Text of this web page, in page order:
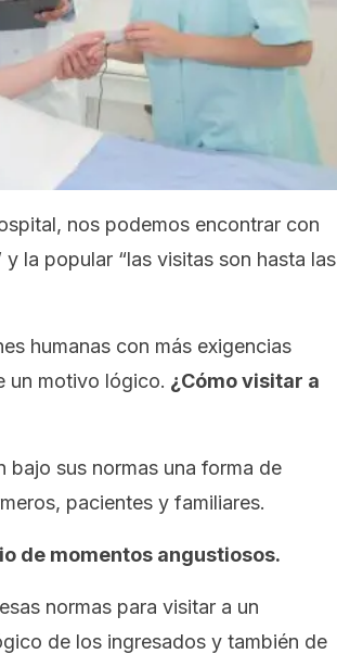
nos podemos encontrar con
y la popular “las visitas son hasta las
humanas con más exigencias
un motivo lógico. ¿Cómo visitar a
bajo sus normas una forma de
pacientes y familiares.
de momentos angustiosos.
normas para visitar a un
de los ingresados y también de